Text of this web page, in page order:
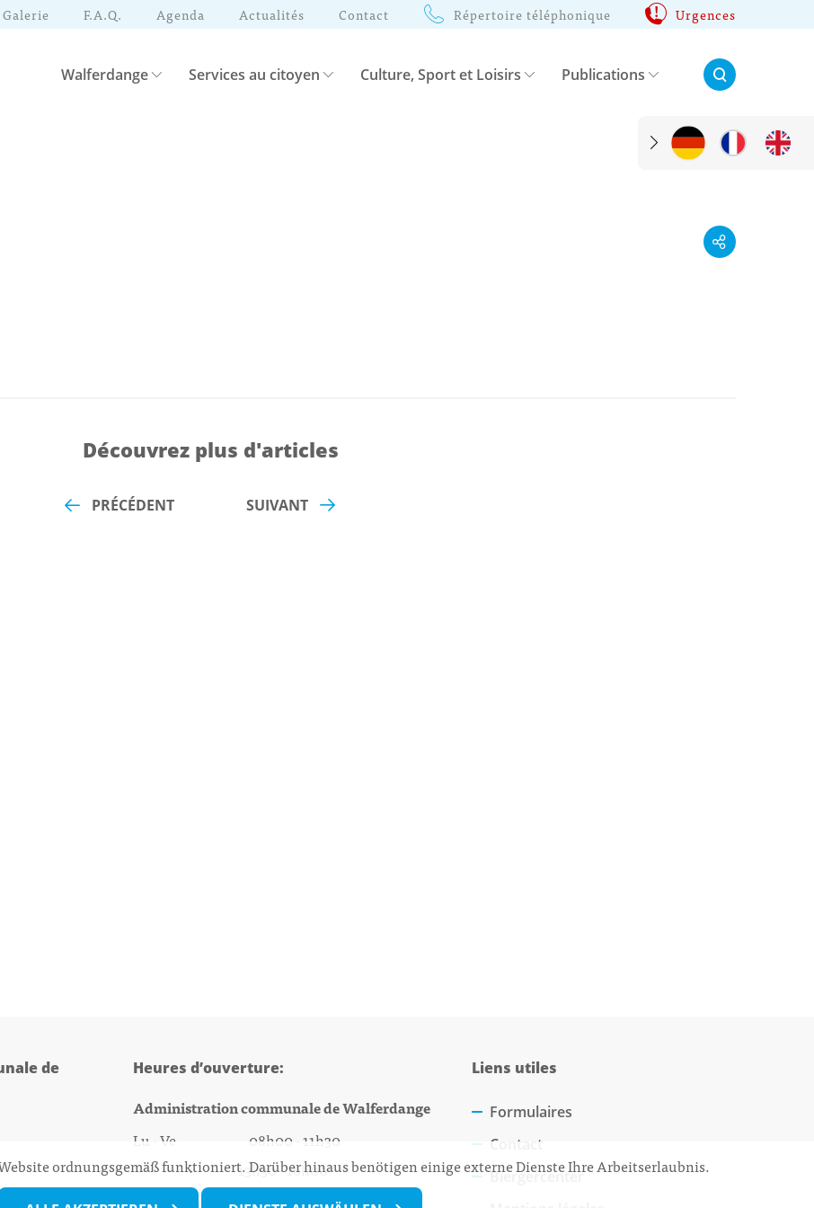
Galerie F.A.Q. Agenda Actualités Contact Répertoire téléphonique Urgences
Walferdange Services au citoyen Culture, Sport et Loisirs Publications Rechercher:
Découvrez plus d'articles
PRÉCÉDENT SUIVANT
de
Heures d’ouverture:
Administration communale de Walferdange
Lu - Ve 08h00 - 11h30
13h30 - 16h00
Biergercenter
Liens utiles
Formulaires
Contact
Biergercenter
ordnungsgemäß funktioniert. Darüber hinaus benötigen einige externe Dienste Ihre Arbeitserlaubnis.